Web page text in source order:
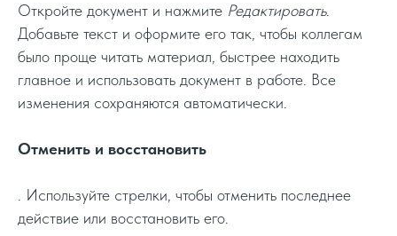
Откройте документ и нажмите Редактировать.
Добавьте текст и оформите его так, чтобы коллегам
было проще читать материал, быстрее находить
главное и использовать документ в работе. Все
изменения сохраняются автоматически.
Отменить и восстановить
. Используйте стрелки, чтобы отменить последнее
действие или восстановить его.